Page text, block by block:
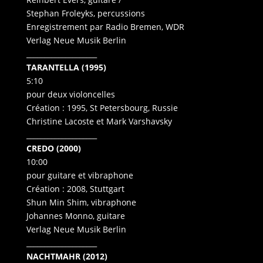
Stephan Froleyks, percussions
Enregistrement par Radio Bremen, WDR
Verlag Neue Musik Berlin
TARANTELLA (1995)
5:10
pour deux violoncelles
Création : 1995, St Petersbourg, Russie
Christine Lacoste et Mark Varshavsky
CREDO (2000)
10:00
pour guitare et vibraphone
Création : 2008, Stuttgart
Shun Min Shim, vibraphone
Johannes Monno, guitare
Verlag Neue Musik Berlin
NACHTMAHR (2012)